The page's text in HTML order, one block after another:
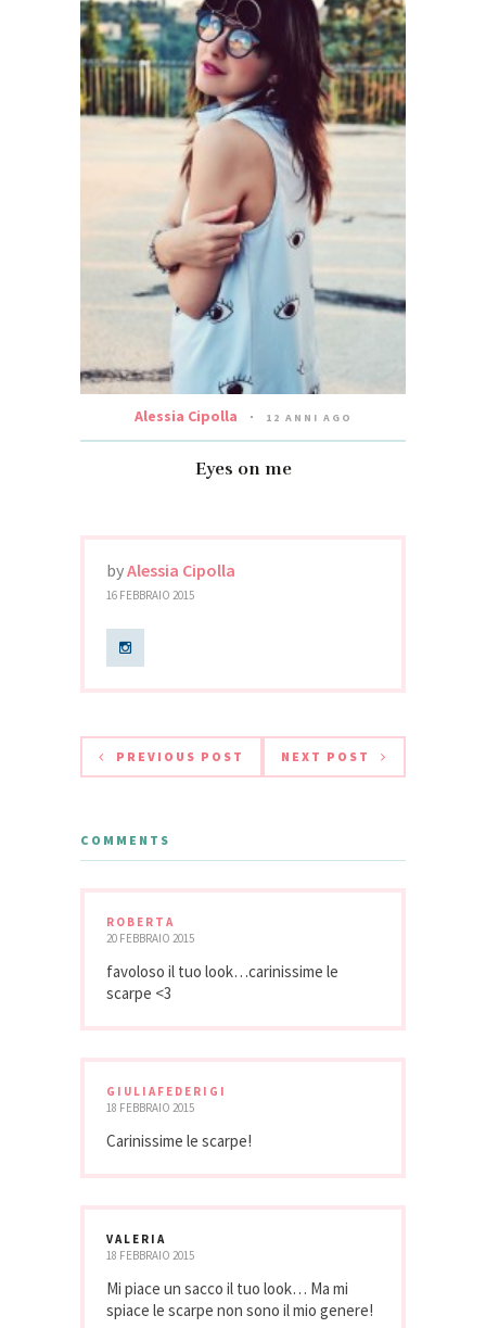
Alessia Cipolla 12 ANNI AGO
Eyes on me
byAlessia Cipolla
16 FEBBRAIO 2015
PREVIOUS POST NEXT POST
COMMENTS
ROBERTA
20 FEBBRAIO 2015
favoloso il tuo look…carinissime le
scarpe <3
GIULIAFEDERIGI
18 FEBBRAIO 2015
Carinissime le scarpe!
VALERIA
18 FEBBRAIO 2015
Mi piace un sacco il tuo look… Ma mi
spiace le scarpe non sono il mio genere!